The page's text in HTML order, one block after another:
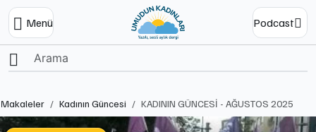
Menü Podcast
Ana Sayfa
Makaleler Kadının Güncesi KADININ GÜNCESİ - AĞUSTOS 2025